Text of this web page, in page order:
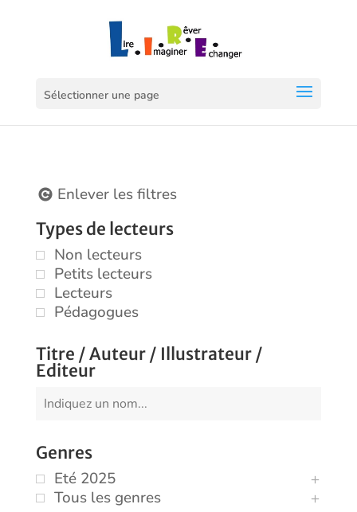
Sélectionner une page
Enlever les filtres
Types de lecteurs
Non lecteurs
Petits lecteurs
Lecteurs
Pédagogues
Titre / Auteur / Illustrateur /
Editeur
Genres
Eté 2025
Tous les genres